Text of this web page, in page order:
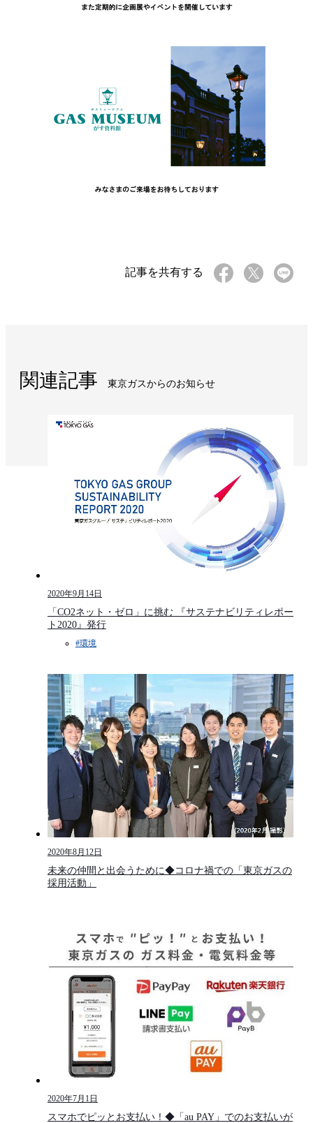
記事を共有する
関連記事 東京ガスからのお知らせ​
2020年9月14日
「CO2ネット・ゼロ」に挑む 『サステナビリティレポー
ト2020』発行
#環境​
2020年8月12日
未来の仲間と出会うために◆コロナ禍での「東京ガスの
採用活動」
2020年7月1日
スマホでピッとお支払い！◆「au PAY」でのお支払いが